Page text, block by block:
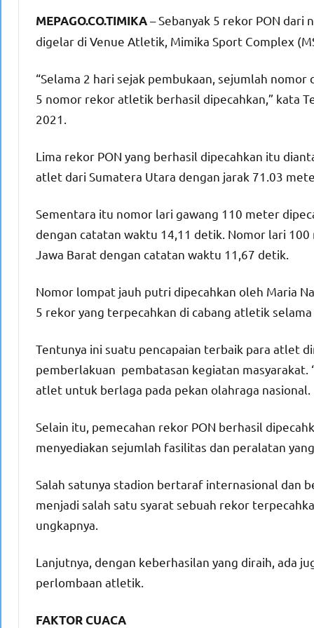
MEPAGO.CO.TIMIKA– Sebanyak 5 rekor PON
digelar di Venue Atletik, Mimika Sport Complex
“Selama 2 hari sejak pembukaan, sejumlah
5 nomor rekor atletik berhasil dipecahkan,” kata
2021.
Lima rekor PON yang berhasil dipecahkan itu
atlet dari Sumatera Utara dengan jarak 71.03
Sementara itu nomor lari gawang 110 meter
dengan catatan waktu 14,11 detik. Nomor lari
Jawa Barat dengan catatan waktu 11,67 detik.
Nomor lompat jauh putri dipecahkan oleh Maria
5 rekor yang terpecahkan di cabang atletik
Tentunya ini suatu pencapaian terbaik para atlet
pemberlakuan pembatasan kegiatan masyarakat.
atlet untuk berlaga pada pekan olahraga
Selain itu, pemecahan rekor PON berhasil
menyediakan sejumlah fasilitas dan peralatan
Salah satunya stadion bertaraf internasional dan
menjadi salah satu syarat sebuah rekor
ungkapnya.
Lanjutnya, dengan keberhasilan yang diraih, ada
perlombaan atletik.
FAKTOR CUACA